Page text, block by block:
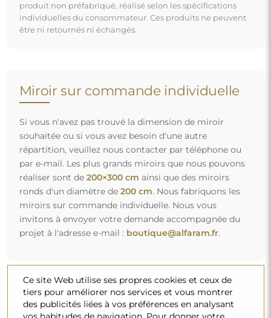
produit non préfabriqué, réalisé selon les spécifications
individuelles du consommateur. Ces produits ne peuvent
être ni retournés ni échangés.
Miroir sur commande individuelle
Si vous n'avez pas trouvé la dimension de miroir
souhaitée ou si vous avez besoin d'une autre
répartition, veuillez nous contacter par téléphone ou
par e-mail. Les plus grands miroirs que nous pouvons
réaliser sont de 200×300 cm ainsi que des miroirs
ronds d'un diamètre de 200 cm. Nous fabriquons les
miroirs sur commande individuelle. Nous vous
invitons à envoyer votre demande accompagnée du
projet à l'adresse e-mail : boutique@alfaram.fr.
Ce site Web utilise ses propres cookies et ceux de
tiers pour améliorer nos services et vous montrer
des publicités liées à vos préférences en analysant
vos habitudes de navigation. Pour donner votre